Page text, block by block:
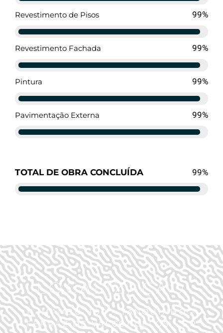
Revestimento de Pisos 94%
Revestimento Fachada 94%
Pintura 94%
Pavimentação Externa 94%
TOTAL DE OBRA CONCLUÍDA 94%
LOCALIZAÇÃO
R. MAMBU, 100 – TANQUINHO –
FERRAZ DE VASCONCELOS – SP